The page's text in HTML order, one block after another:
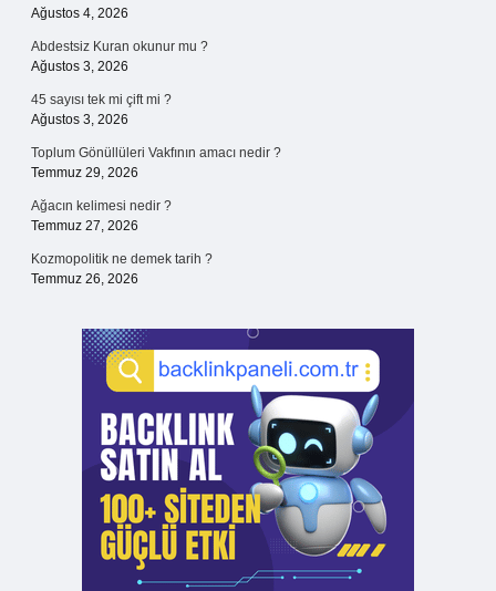
Ağustos 4, 2026
Abdestsiz Kuran okunur mu ?
Ağustos 3, 2026
45 sayısı tek mi çift mi ?
Ağustos 3, 2026
Toplum Gönüllüleri Vakfının amacı nedir ?
Temmuz 29, 2026
Ağacın kelimesi nedir ?
Temmuz 27, 2026
Kozmopolitik ne demek tarih ?
Temmuz 26, 2026